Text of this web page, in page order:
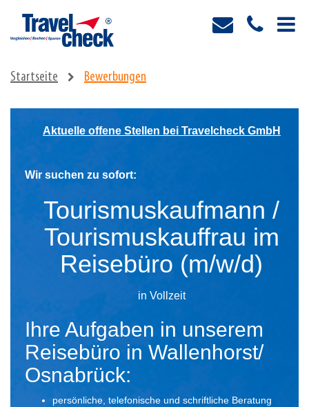
Startseite Bewerbungen
Aktuelle offene Stellen bei Travelcheck GmbH
Wir suchen zu sofort:
Tourismuskaufmann /
Tourismuskauffrau im
Reisebüro (m/w/d)
in Vollzeit
Ihre Aufgaben in unserem
Reisebüro in Wallenhorst/
Osnabrück:
persönliche, telefonische und schriftliche Beratung